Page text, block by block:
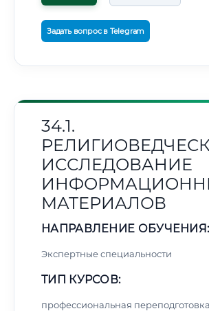
Задать вопрос в Telegram
34.1.
ИССЛЕДОВАНИЕ
МАТЕРИАЛОВ
НАПРАВЛЕНИЕ ОБУЧЕНИЯ:
Экспертные специальности
ТИП КУРСОВ:
профессиональная переподготовка